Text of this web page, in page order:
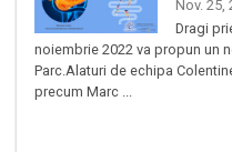
Nov. 25,
Dragi
noiembrie 2022 va propun un
Parc.Alaturi de echipa
precum Marc ...